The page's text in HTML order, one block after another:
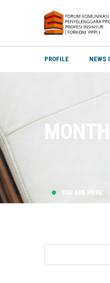
PROFILE NEWS
YOU ARE HERE: